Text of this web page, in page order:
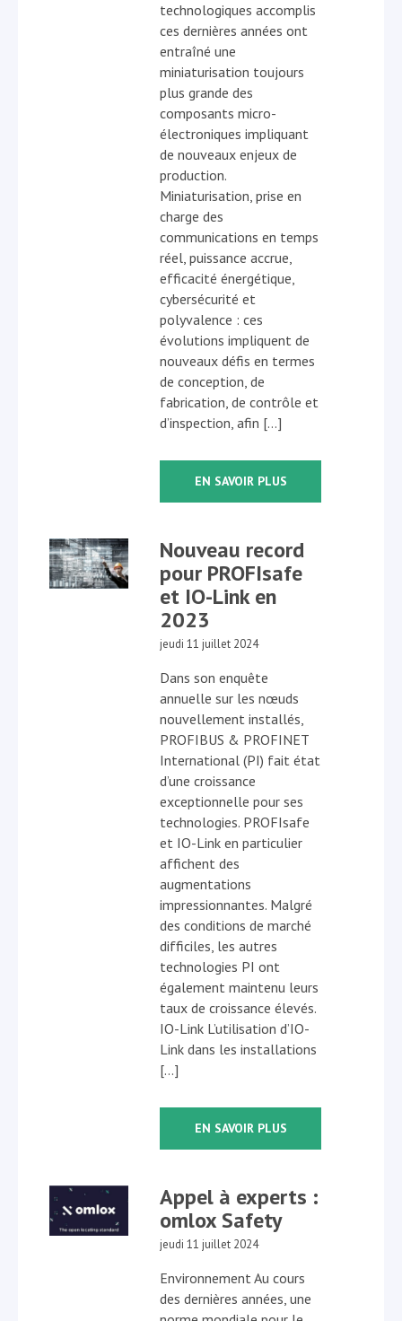
technologiques accomplis
ces dernières années ont
entraîné une
miniaturisation toujours
plus grande des
composants micro-
électroniques impliquant
de nouveaux enjeux de
production.
Miniaturisation, prise en
charge des
communications en temps
réel, puissance accrue,
efficacité énergétique,
cybersécurité et
polyvalence : ces
évolutions impliquent de
nouveaux défis en termes
de conception, de
fabrication, de contrôle et
d’inspection, afin […]
EN SAVOIR PLUS
Nouveau record
pour PROFIsafe
et IO-Link en
2023
jeudi 11 juillet 2024
Dans son enquête
annuelle sur les nœuds
nouvellement installés,
PROFIBUS & PROFINET
International (PI) fait état
d’une croissance
exceptionnelle pour ses
technologies. PROFIsafe
et IO-Link en particulier
affichent des
augmentations
impressionnantes. Malgré
des conditions de marché
difficiles, les autres
technologies PI ont
également maintenu leurs
taux de croissance élevés.
IO-Link L’utilisation d’IO-
Link dans les installations
[…]
EN SAVOIR PLUS
Appel à experts :
omlox Safety
jeudi 11 juillet 2024
Environnement Au cours
des dernières années, une